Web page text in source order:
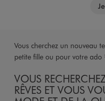
Vous cherchez un nouveau
petite fille ou pour votre ado
VOUS
RÊVES ET VOUS